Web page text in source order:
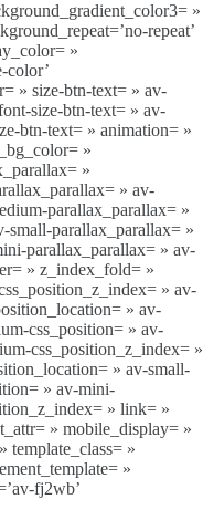
»
repeat’
»
color’
» size-btn-text= » av-
size-btn-text= » av-
btn-text= » animation= »
»
»
» av-
parallax_parallax= »
small-parallax_parallax= »
parallax_parallax= » av-
» z_index_fold= »
» av-
» av-
css_position= » av-
css_position_z_index= »
» av-small-
» av-mini-
» link= »
» mobile_display= »
template_class= »
»
fj2wb’